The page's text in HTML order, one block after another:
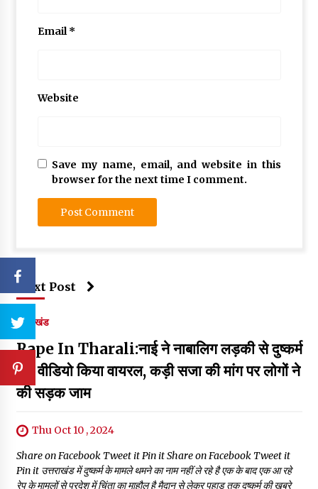
Email*
Website
Save my name, email, and website in this
browser for the next time I comment.
Next Post
उत्तराखंड
Rape In Tharali:नाई ने नाबालिग लड़की से दुष्कर्म
कर वीडियो किया वायरल, कड़ी सजा की मांग पर लोगों ने
की सड़क जाम
Thu Oct 10 , 2024
Share on Facebook Tweet it Pin it Share on Facebook Tweet it
Pin it उत्तराखंड में दुष्कर्म के मामले थमने का नाम नहीं ले रहे है एक के बाद एक आ रहे
रेप के मामलों से प्रदेश में चिंता का माहौल है मैदान से लेकर पहाड़ तक दुष्कर्म की ख़बरे